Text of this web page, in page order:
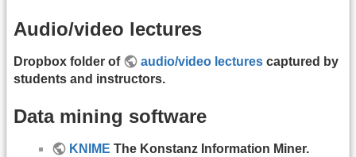
Audio/video lectures
Dropbox folder of audio/video lectures captured by
students and instructors.
Data mining software
KNIMEThe Konstanz Information Miner.